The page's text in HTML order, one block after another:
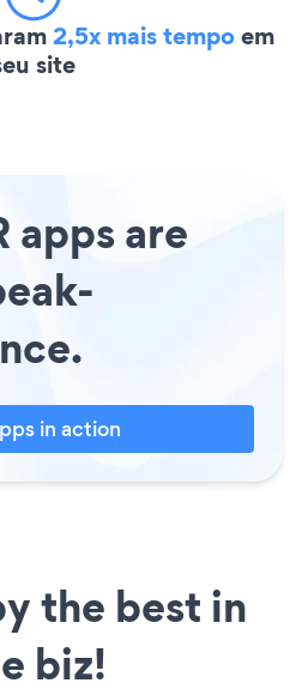
2,5x mais tempoem
site
apps are
in action
the best in
biz!